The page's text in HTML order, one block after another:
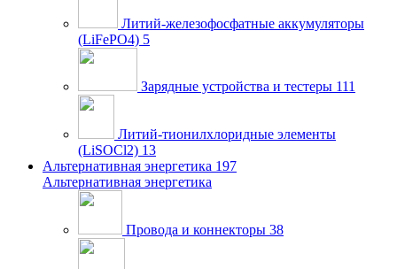
Литий-железофосфатные аккумуляторы
(LiFePO4) 5
Зарядные устройства и тестеры 111
Литий-тионилхлоридные элементы
(LiSOCl2) 13
Альтернативная энергетика 197
Альтернативная энергетика
Провода и коннекторы 38